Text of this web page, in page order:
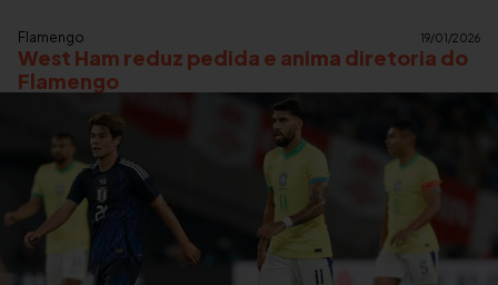
Flamengo 19/01/2026
West Ham reduz pedida e anima diretoria do
Flamengo